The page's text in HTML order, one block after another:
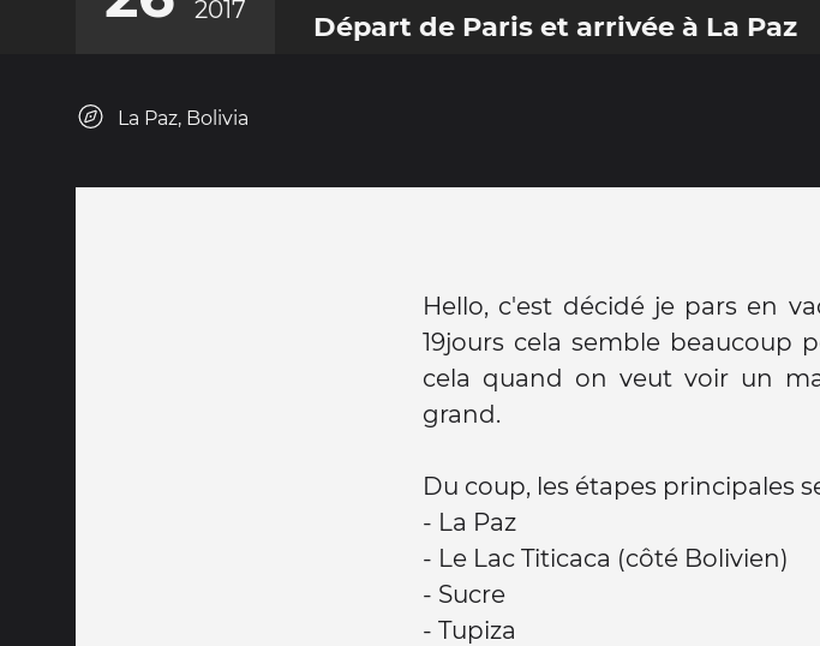
2017 Départ de Paris et arrivée à La Paz
La Paz, Bolivia
Hello, c'est décidé je pars en
19jours cela semble beaucoup
cela quand on veut voir un
grand.
Du coup, les étapes principales
- La Paz
- Le Lac Titicaca (côté Bolivien)
- Sucre
- Tupiza